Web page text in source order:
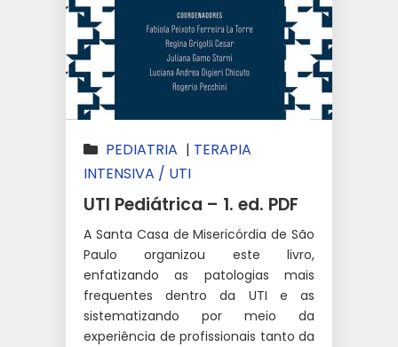
PEDIATRIA | TERAPIA
INTENSIVA / UTI
UTI Pediátrica – 1. ed. PDF
A Santa Casa de Misericórdia de São
Paulo organizou este livro,
enfatizando as patologias mais
frequentes dentro da UTI e as
sistematizando por meio da
experiência de profissionais tanto da